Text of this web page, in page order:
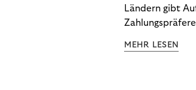
Ländern gibt
Ergebnisse, um
MEHR LESEN